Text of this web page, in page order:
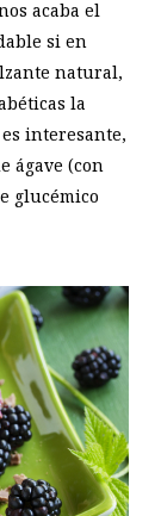
acaba el
si en
natural,
la
interesante,
ágave (con
glucémico